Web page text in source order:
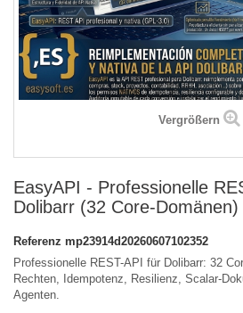
Vergrößern
EasyAPI - Professionelle
Dolibarr (32 Core-
Referenz mp23914d20260607102352
Professionelle REST-API für Dolibarr: 32
Rechten, Idempotenz, Resilienz, Scalar-
Agenten.